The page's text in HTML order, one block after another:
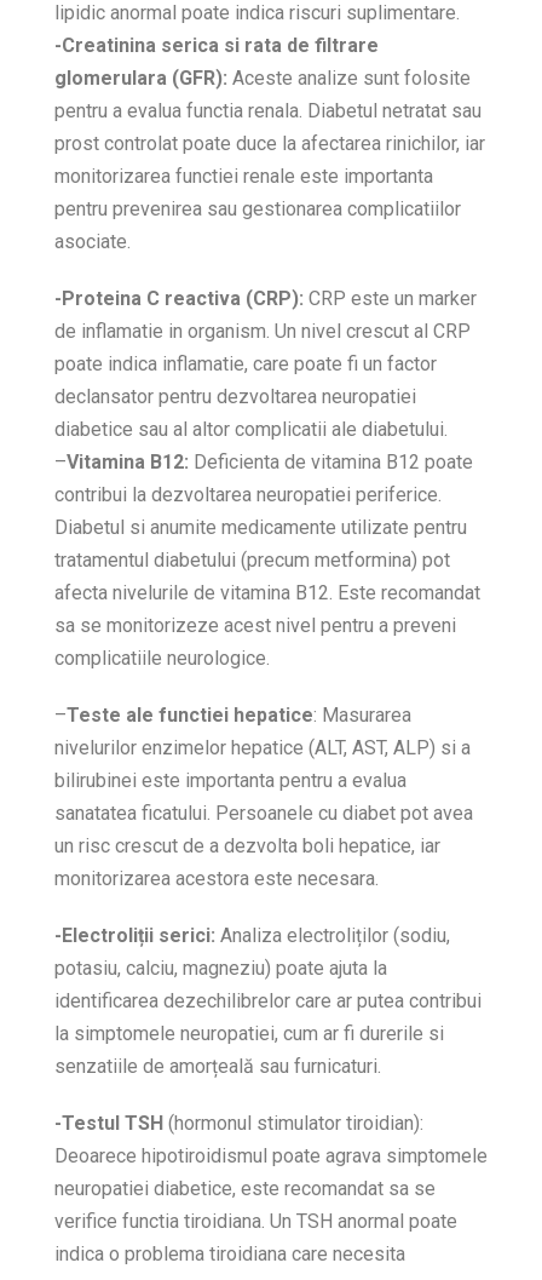
lipidic anormal poate indica riscuri suplimentare.
-Creatinina serica si rata de filtrare
glomerulara (GFR): Aceste analize sunt folosite
pentru a evalua functia renala. Diabetul netratat sau
prost controlat poate duce la afectarea rinichilor, iar
monitorizarea functiei renale este importanta
pentru prevenirea sau gestionarea complicatiilor
asociate.
-Proteina C reactiva (CRP): CRP este un marker
de inflamatie in organism. Un nivel crescut al CRP
poate indica inflamatie, care poate fi un factor
declansator pentru dezvoltarea neuropatiei
diabetice sau al altor complicatii ale diabetului.
–Vitamina B12: Deficienta de vitamina B12 poate
contribui la dezvoltarea neuropatiei periferice.
Diabetul si anumite medicamente utilizate pentru
tratamentul diabetului (precum metformina) pot
afecta nivelurile de vitamina B12. Este recomandat
sa se monitorizeze acest nivel pentru a preveni
complicatiile neurologice.
–Teste ale functiei hepatice: Masurarea
nivelurilor enzimelor hepatice (ALT, AST, ALP) si a
bilirubinei este importanta pentru a evalua
sanatatea ficatului. Persoanele cu diabet pot avea
un risc crescut de a dezvolta boli hepatice, iar
monitorizarea acestora este necesara.
-Electroliții serici: Analiza electroliților (sodiu,
potasiu, calciu, magneziu) poate ajuta la
identificarea dezechilibrelor care ar putea contribui
la simptomele neuropatiei, cum ar fi durerile si
senzatiile de amorțeală sau furnicaturi.
-Testul TSH (hormonul stimulator tiroidian):
Deoarece hipotiroidismul poate agrava simptomele
neuropatiei diabetice, este recomandat sa se
verifice functia tiroidiana. Un TSH anormal poate
indica o problema tiroidiana care necesita